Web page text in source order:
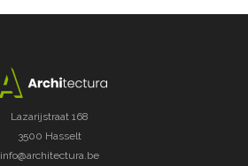
Lazarijstraat 168
3500 Hasselt
info@architectura.be